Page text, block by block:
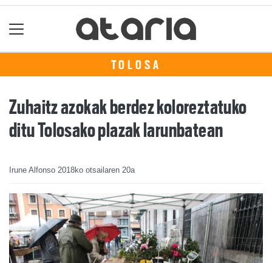
TOLOSA
Zuhaitz azokak berdez koloreztatuko
ditu Tolosako plazak larunbatean
Irune Alfonso 2018ko otsailaren 20a